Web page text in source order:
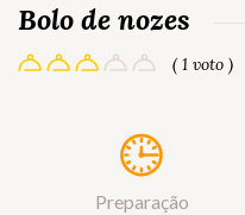
Bolo de nozes
( 1 voto )
Preparação